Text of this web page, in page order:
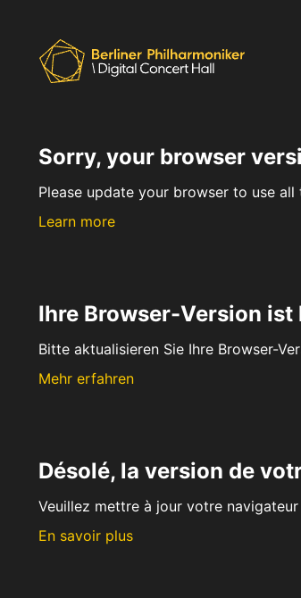
Sorry, your browser
Please update your browser to use
Learn more
Ihre Browser-Version
Bitte aktualisieren Sie Ihre Browser-
Mehr erfahren
Désolé, la version de
Veuillez mettre à jour votre
En savoir plus